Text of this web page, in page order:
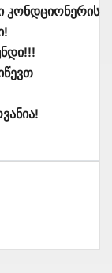
კონდციონერის